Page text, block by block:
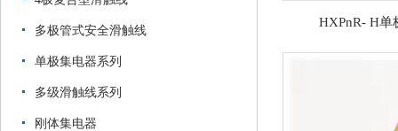
多极管式安全滑触线
单极集电器系列
多级滑触线系列
刚体集电器
HXPnR- H单